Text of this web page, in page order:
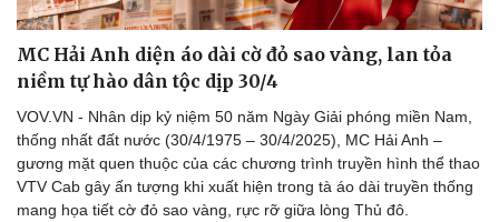
MC Hải Anh diện áo dài cờ đỏ sao vàng, lan tỏa
niềm tự hào dân tộc dịp 30/4
VOV.VN - Nhân dịp kỷ niệm 50 năm Ngày Giải phóng miền Nam,
thống nhất đất nước (30/4/1975 – 30/4/2025), MC Hải Anh –
gương mặt quen thuộc của các chương trình truyền hình thể thao
VTV Cab gây ấn tượng khi xuất hiện trong tà áo dài truyền thống
mang họa tiết cờ đỏ sao vàng, rực rỡ giữa lòng Thủ đô.